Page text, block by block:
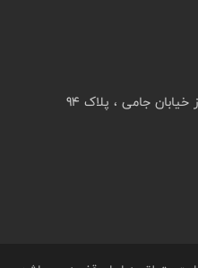
جامی ، پلاک 94